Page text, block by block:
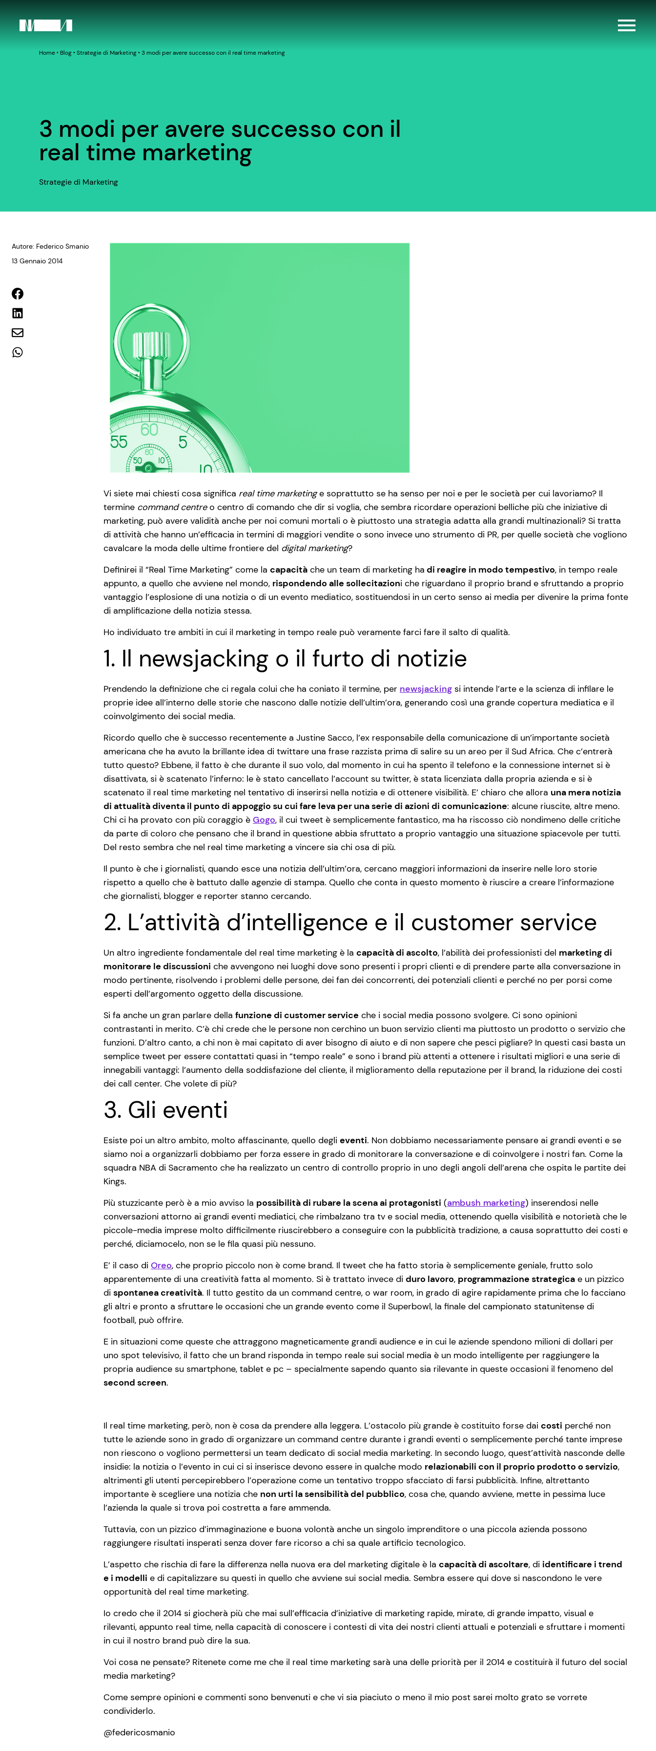
Home‣ Blog‣Strategie di Marketing‣3 modi per avere successo con il real time marketing
3 modi per avere successo con il
real time marketing
Strategie di Marketing
Autore: Federico Smanio
13 Gennaio 2014
Vi siete mai chiesti cosa significa real time marketinge soprattutto se ha senso per noi e per le società per cui lavoriamo? Il
termine command centreo centro di comando che dir si voglia, che sembra ricordare operazioni belliche più che iniziative di
marketing, può avere validità anche per noi comuni mortali o è piuttosto una strategia adatta alla grandi multinazionali? Si tratta
di attività che hanno un’efficacia in termini di maggiori vendite o sono invece uno strumento di PR, per quelle società che vogliono
cavalcare la moda delle ultime frontiere del digital marketing?
Definirei il “Real Time Marketing” come la capacità che un team di marketing ha di reagire in modo tempestivo, in tempo reale
appunto, a quello che avviene nel mondo, rispondendo alle sollecitazioni che riguardano il proprio brand e sfruttando a proprio
vantaggio l’esplosione di una notizia o di un evento mediatico, sostituendosi in un certo senso ai media per divenire la prima fonte
di amplificazione della notizia stessa.
Ho individuato tre ambiti in cui il marketing in tempo reale può veramente farci fare il salto di qualità.
1. Il newsjacking o il furto di notizie
Prendendo la definizione che ci regala colui che ha coniato il termine, per newsjacking si intende l’arte e la scienza di infilare le
proprie idee all’interno delle storie che nascono dalle notizie dell’ultim’ora, generando così una grande copertura mediatica e il
coinvolgimento dei social media.
Ricordo quello che è successo recentemente a Justine Sacco, l’ex responsabile della comunicazione di un’importante società
americana che ha avuto la brillante idea di twittare una frase razzista prima di salire su un areo per il Sud Africa. Che c’entrerà
tutto questo? Ebbene, il fatto è che durante il suo volo, dal momento in cui ha spento il telefono e la connessione internet si è
disattivata, si è scatenato l’inferno: le è stato cancellato l’account su twitter, è stata licenziata dalla propria azienda e si è
scatenato il real time marketing nel tentativo di inserirsi nella notizia e di ottenere visibilità. E’ chiaro che allora una mera notizia
di attualità diventa il punto di appoggio su cui fare leva per una serie di azioni di comunicazione: alcune riuscite, altre meno.
Chi ci ha provato con più coraggio è Gogo, il cui tweet è semplicemente fantastico, ma ha riscosso ciò nondimeno delle critiche
da parte di coloro che pensano che il brand in questione abbia sfruttato a proprio vantaggio una situazione spiacevole per tutti.
Del resto sembra che nel real time marketing a vincere sia chi osa di più.
Il punto è che i giornalisti, quando esce una notizia dell’ultim’ora, cercano maggiori informazioni da inserire nelle loro storie
rispetto a quello che è battuto dalle agenzie di stampa. Quello che conta in questo momento è riuscire a creare l’informazione
che giornalisti, blogger e reporter stanno cercando.
2. L’attività d’intelligence e il customer service
Un altro ingrediente fondamentale del real time marketing è la capacità di ascolto, l’abilità dei professionisti del marketing di
monitorare le discussioni che avvengono nei luoghi dove sono presenti i propri clienti e di prendere parte alla conversazione in
modo pertinente, risolvendo i problemi delle persone, dei fan dei concorrenti, dei potenziali clienti e perché no per porsi come
esperti dell’argomento oggetto della discussione.
Si fa anche un gran parlare della funzione di customer service che i social media possono svolgere. Ci sono opinioni
contrastanti in merito. C’è chi crede che le persone non cerchino un buon servizio clienti ma piuttosto un prodotto o servizio che
funzioni. D’altro canto, a chi non è mai capitato di aver bisogno di aiuto e di non sapere che pesci pigliare? In questi casi basta un
semplice tweet per essere contattati quasi in “tempo reale” e sono i brand più attenti a ottenere i risultati migliori e una serie di
innegabili vantaggi: l’aumento della soddisfazione del cliente, il miglioramento della reputazione per il brand, la riduzione dei costi
dei call center. Che volete di più?
3. Gli eventi
Esiste poi un altro ambito, molto affascinante, quello degli eventi. Non dobbiamo necessariamente pensare ai grandi eventi e se
siamo noi a organizzarli dobbiamo per forza essere in grado di monitorare la conversazione e di coinvolgere i nostri fan. Come la
squadra NBA di Sacramento che ha realizzato un centro di controllo proprio in uno degli angoli dell’arena che ospita le partite dei
Kings.
Più stuzzicante però è a mio avviso la possibilità di rubare la scena ai protagonisti (ambush marketing) inserendosi nelle
conversazioni attorno ai grandi eventi mediatici, che rimbalzano tra tv e social media, ottenendo quella visibilità e notorietà che le
piccole-media imprese molto difficilmente riuscirebbero a conseguire con la pubblicità tradizione, a causa soprattutto dei costi e
perché, diciamocelo, non se le fila quasi più nessuno.
E’ il caso di Oreo, che proprio piccolo non è come brand. Il tweet che ha fatto storia è semplicemente geniale, frutto solo
apparentemente di una creatività fatta al momento. Si è trattato invece di duro lavoro, programmazione strategica e un pizzico
di spontanea creatività. Il tutto gestito da un command centre, o war room, in grado di agire rapidamente prima che lo facciano
gli altri e pronto a sfruttare le occasioni che un grande evento come il Superbowl, la finale del campionato statunitense di
football, può offrire.
E in situazioni come queste che attraggono magneticamente grandi audience e in cui le aziende spendono milioni di dollari per
uno spot televisivo, il fatto che un brand risponda in tempo reale sui social media è un modo intelligente per raggiungere la
propria audience su smartphone, tablet e pc – specialmente sapendo quanto sia rilevante in queste occasioni il fenomeno del
second screen.
Il real time marketing, però, non è cosa da prendere alla leggera. L’ostacolo più grande è costituito forse dai costi perché non
tutte le aziende sono in grado di organizzare un command centre durante i grandi eventi o semplicemente perché tante imprese
non riescono o vogliono permettersi un team dedicato di social media marketing. In secondo luogo, quest’attività nasconde delle
insidie: la notizia o l’evento in cui ci si inserisce devono essere in qualche modo relazionabili con il proprio prodotto o servizio,
altrimenti gli utenti percepirebbero l’operazione come un tentativo troppo sfacciato di farsi pubblicità. Infine, altrettanto
importante è scegliere una notizia che non urti la sensibilità del pubblico, cosa che, quando avviene, mette in pessima luce
l’azienda la quale si trova poi costretta a fare ammenda.
Tuttavia, con un pizzico d’immaginazione e buona volontà anche un singolo imprenditore o una piccola azienda possono
raggiungere risultati insperati senza dover fare ricorso a chi sa quale artificio tecnologico.
L’aspetto che rischia di fare la differenza nella nuova era del marketing digitale è la capacità di ascoltare, di identificare i trend
e i modelli e di capitalizzare su questi in quello che avviene sui social media. Sembra essere qui dove si nascondono le vere
opportunità del real time marketing.
Io credo che il 2014 si giocherà più che mai sull’efficacia d’iniziative di marketing rapide, mirate, di grande impatto, visual e
rilevanti, appunto real time, nella capacità di conoscere i contesti di vita dei nostri clienti attuali e potenziali e sfruttare i momenti
in cui il nostro brand può dire la sua.
Voi cosa ne pensate? Ritenete come me che il real time marketing sarà una delle priorità per il 2014 e costituirà il futuro del social
media marketing?
Come sempre opinioni e commenti sono benvenuti e che vi sia piaciuto o meno il mio post sarei molto grato se vorrete
condividerlo.
@federicosmanio